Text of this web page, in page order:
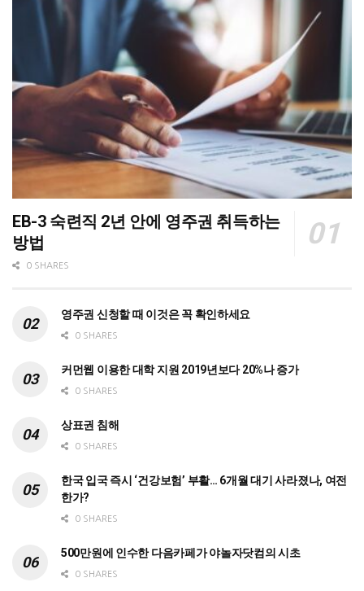
EB-3 숙련직 2년 안에 영주권 취득하는
방법
0 SHARES
영주권 신청할 때 이것은 꼭 확인하세요
0 SHARES
커먼웹 이용한 대학 지원 2019년보다 20%나 증가
0 SHARES
상표권 침해
0 SHARES
한국 입국 즉시 ‘건강보험’ 부활… 6개월 대기 사라졌나, 여전
한가?
0 SHARES
500만원에 인수한 다음카페가 야놀자닷컴의 시초
0 SHARES